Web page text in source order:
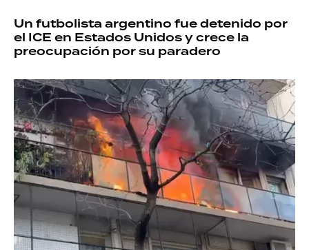
Un futbolista argentino fue detenido por
el ICE en Estados Unidos y crece la
preocupación por su paradero